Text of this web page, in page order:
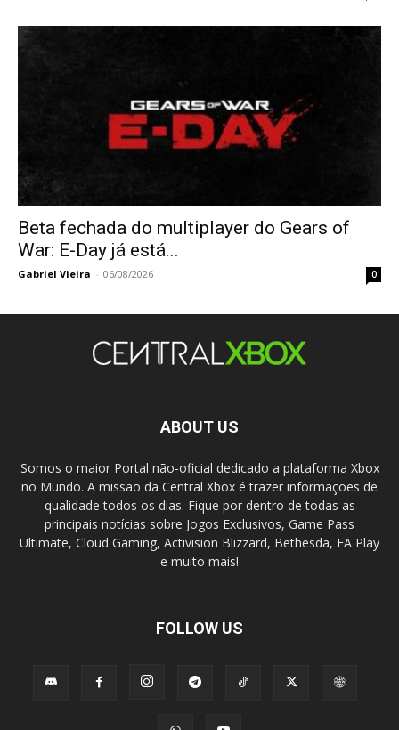
Beta fechada do multiplayer do Gears of
War: E-Day já está...
Gabriel Vieira - 06/08/2026 0
ABOUT US
Somos o maior Portal não-oficial dedicado a plataforma Xbox
no Mundo. A missão da Central Xbox é trazer informações de
qualidade todos os dias. Fique por dentro de todas as
principais notícias sobre Jogos Exclusivos, Game Pass
Ultimate, Cloud Gaming, Activision Blizzard, Bethesda, EA Play
e muito mais!
FOLLOW US